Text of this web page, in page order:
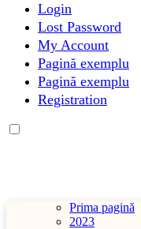
Login
Lost Password
My Account
Pagină exemplu
Pagină exemplu
Registration
Prima pagină
2023